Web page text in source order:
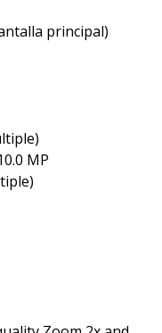
principal)
MP